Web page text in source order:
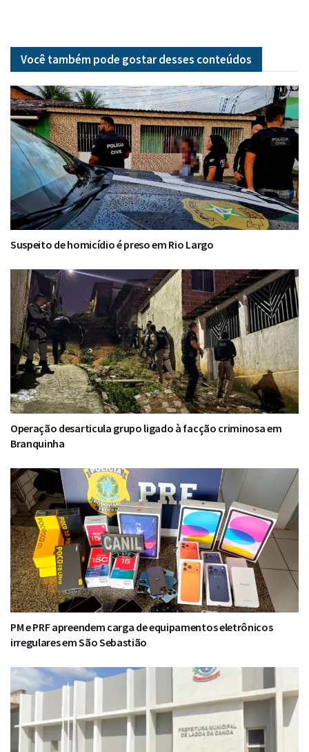
Você também pode gostar desses conteúdos
Suspeito de homicídio é preso em Rio Largo
Operação desarticula grupo ligado à facção criminosa em
Branquinha
PM e PRF apreendem carga de equipamentos eletrônicos
irregulares em São Sebastião